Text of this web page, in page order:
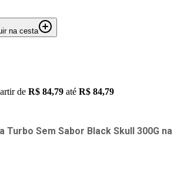
na cesta
de R$ 84,79 até R$ 84,79
Turbo Sem Sabor Black Skull 300G na